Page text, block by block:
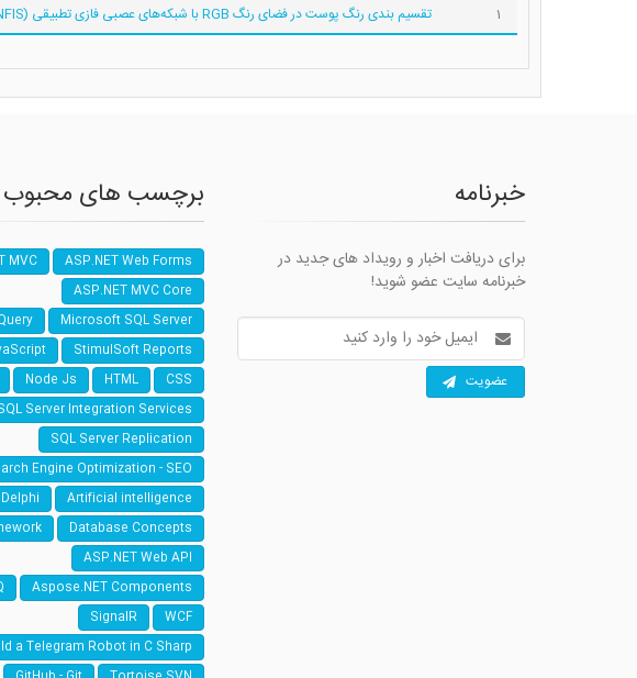
1
تقسیم بندی رنگ پوست در فضای رنگ RGB با شبکه‌های عصبی فازی تطبیقی (ANFIS)
برچسب های محبوب
ASP.NET Web Forms
MVC
ASP.NET MVC Core
Microsoft SQL Server
StimulSoft Reports
CSS
HTML
Node Js
Server Integration Services
SQL Server Replication
Engine Optimization - SEO
Artificial intelligence
Delphi
Database Concepts
ASP.NET Web API
Aspose.NET Components
WCF
SignalR
a Telegram Robot in C Sharp
خبرنامه
برای دریافت اخبار و رویداد های جدید در
خبرنامه سایت عضو شوید!
آدرس
ایمیل
عضویت